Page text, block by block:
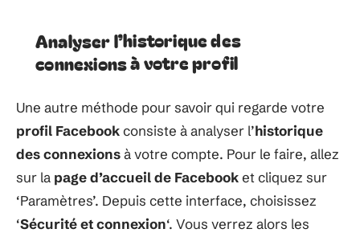
Analyser l’historique des
connexions à votre profil
Une autre méthode pour savoir qui regarde votre
profil Facebookconsiste à analyser l’historique
des connexionsà votre compte. Pour le faire, allez
sur la page d’accueil de Facebooket cliquez sur
‘Paramètres’. Depuis cette interface, choisissez
‘Sécurité et connexion‘. Vous verrez alors les